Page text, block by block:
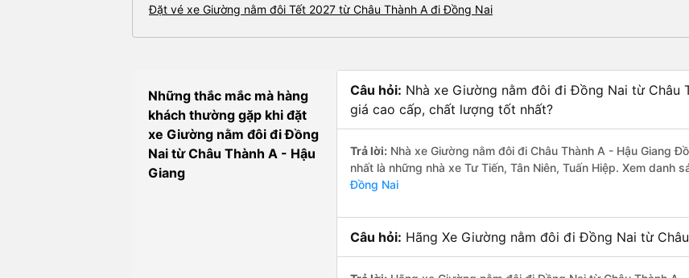
Đặt vé xe Giường nằm đôi Tết 2027 từ Châu Thành A đi Đồng Nai
Những thắc mắc mà hàng
khách thường gặp khi đặt
xe Giường nằm đôi đi Đồng
Nai từ Châu Thành A - Hậu
Giang
Câu hỏi: Nhà xe Giường nằm đôi đi Đồng Nai từ Châu
giá cao cấp, chất lượng tốt nhất?
Trả lời: Nhà xe Giường nằm đôi đi Châu Thành A - Hậu Giang
nhất là những nhà xe Tư Tiến, Tân Niên, Tuấn Hiệp. Xem danh
Đồng Nai
Câu hỏi: Hãng Xe Giường nằm đôi đi Đồng Nai từ